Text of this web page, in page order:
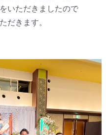
いただきましたので
だきます。